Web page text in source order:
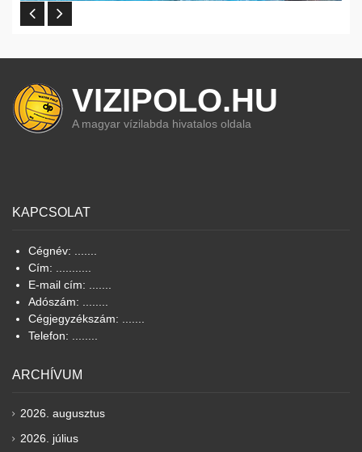
VIZIPOLO.HU
A magyar vízilabda hivatalos oldala
KAPCSOLAT
Cégnév: .......
Cím: ...........
E-mail cím: .......
Adószám: ........
Cégjegyzékszám: .......
Telefon: ........
ARCHÍVUM
2026. augusztus
2026. július